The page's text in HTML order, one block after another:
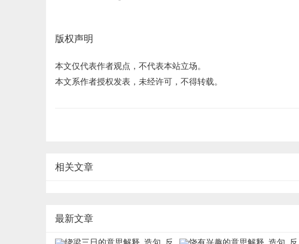
版权声明
本文仅代表作者观点，不代表本站立场。
本文系作者授权发表，未经许可，不得转载。
相关文章
最新文章